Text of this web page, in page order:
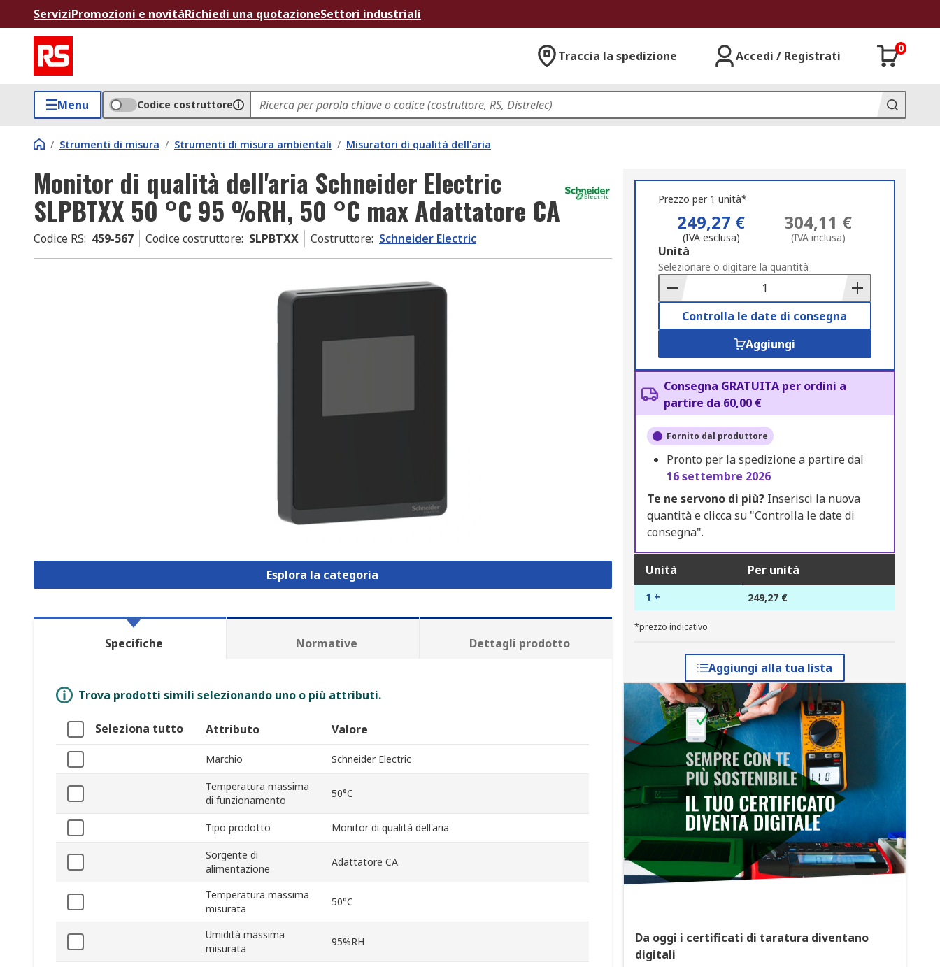
ServiziPromozioni e novitàRichiedi una quotazioneSettori industriali
Traccia la spedizione Accedi / Registrati
0
Menu Codice costruttore
/ Strumenti di misura / Strumenti di misura ambientali / Misuratori di qualità dell'aria
Monitor di qualità dell'aria Schneider Electric
SLPBTXX 50 °C 95 %RH, 50 °C max Adattatore CA
Codice RS: 459-567 Codice costruttore: SLPBTXX Costruttore: Schneider Electric
Esplora la categoria
Prezzo per 1 unità*
249,27 €
(IVA esclusa)
304,11 €
(IVA inclusa)
Add
to
Basket
Unità
Selezionare o digitare la quantità
Controlla le date di consegna
Aggiungi
Consegna GRATUITA per ordini a
partire da 60,00 €
Fornito dal produttore
Pronto per la spedizione a partire dal
16 settembre 2026
Te ne servono di più?Inserisci la nuova
quantità e clicca su "Controlla le date di
consegna".
Unità Per unità
1 + 249,27 €
*prezzo indicativo
Aggiungi alla tua lista
Da oggi i certificati di taratura diventano
digitali
Specifiche Normative Dettagli prodotto
Trova prodotti simili selezionando uno o più attributi.
Seleziona tutto Attributo Valore
Marchio Schneider Electric
Temperatura massima
di funzionamento
50°C
Tipo prodotto Monitor di qualità dell'aria
Sorgente di
alimentazione
Adattatore CA
Temperatura massima
misurata
50°C
Umidità massima
misurata
95%RH